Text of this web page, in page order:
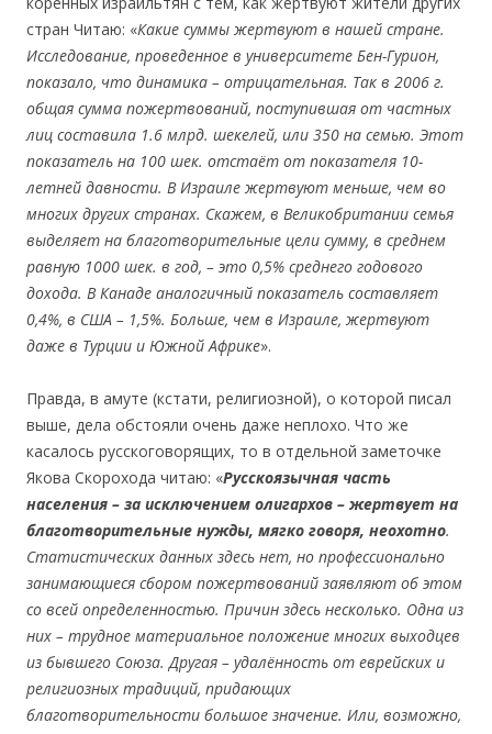
стран Читаю: «Какие суммы жертвуют в нашей стране.
Исследование, проведенное в университете Бен-Гурион,
показало, что динамика – отрицательная. Так в 2006 г.
общая сумма пожертвований, поступившая от частных
лиц составила 1.6 млрд. шекелей, или 350 на семью. Этот
показатель на 100 шeк. отстаёт от показателя 10-
летней давности. В Израиле жертвуют меньше, чем во
многих других странах. Скажем, в Великобритании семья
выделяет на благотворительные цели сумму, в среднем
равную 1000 шек. в год, – это 0,5% среднего годового
дохода. В Канаде аналогичный показатель составляет
0,4%, в США – 1,5%. Больше, чем в Израиле, жертвуют
даже в Турции и Южной Африке».
Правда, в амуте (кстати, религиозной), о которой писал
выше, дела обстояли очень даже неплохо. Что же
касалось русскоговорящих, то в отдельной заметочке
Якова Скорохода читаю: «Русскоязычная часть
населения – за исключением олигархов – жертвует на
благотворительные нужды, мягко говоря, неохотно.
Статистических данных здесь нет, но профессионально
занимающиеся сбором пожертвований заявляют об этом
со всей определенностью. Причин здесь несколько. Одна из
них – трудное материальное положение многих выходцев
из бывшего Союза. Другая – удалённость от еврейских и
религиозных традиций, придающих
благотворительности большое значение. Или, возможно,